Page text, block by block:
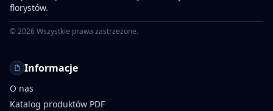
florystów.
©2026Wszystkie prawa zastrzeżone.
Informacje
O nas
Katalog produktów PDF